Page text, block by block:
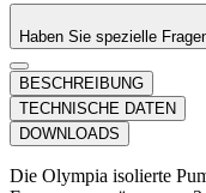
Haben Sie spezielle
BESCHREIBUNG
TECHNISCHE DATEN
DOWNLOADS
Die Olympia isolierte